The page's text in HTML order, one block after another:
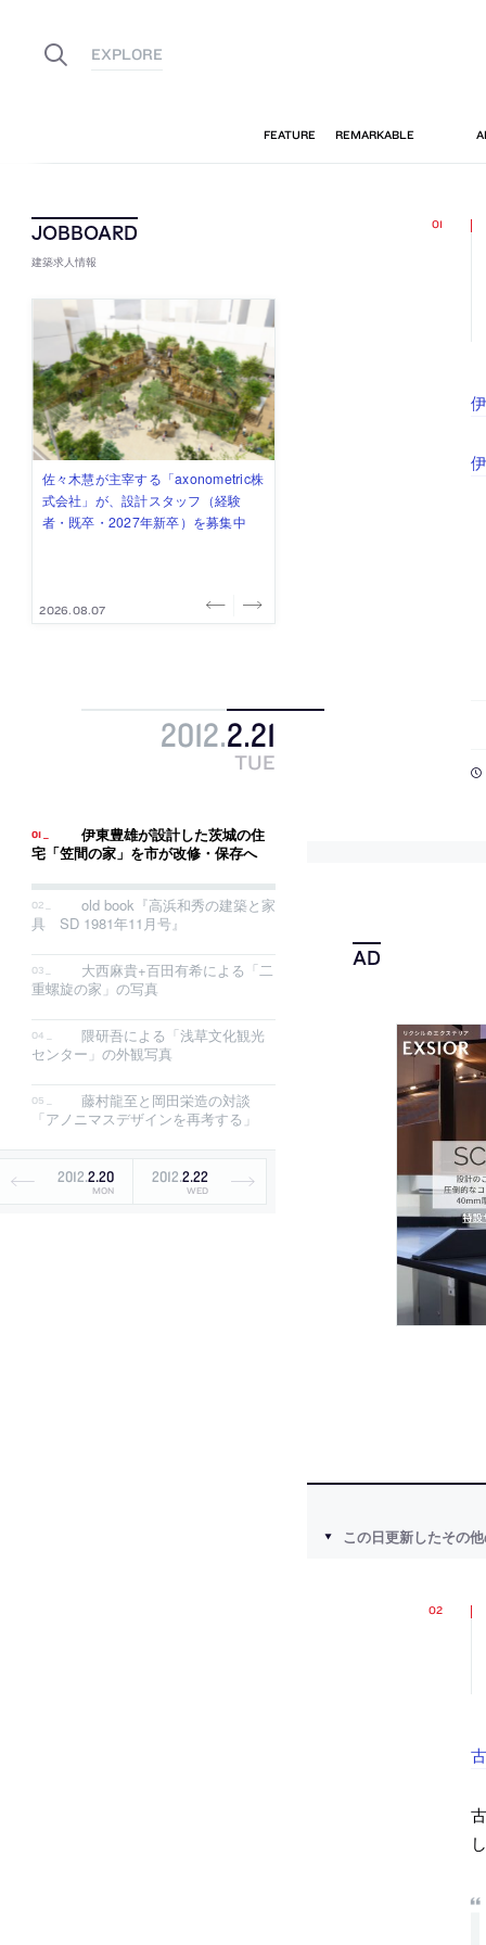
建築求人情報
佐々木慧が主宰する「axonometric株
式会社」が、設計スタッフ（経験
者・既卒・2027年新卒）を募集中
2026.08.07
古民家を軸に全国で“価値循環の仕組
み”を作り、リモートワーク主体の働
き方を実践する「株式会社つぎと」
2026.08.03
リノベる株式会社が、設計パートナ
ー (業務委託) を募集中
2026.08.03
社会への影響力のある建築を手掛
け、スタッフ同士で助け合う環境づ
くりも行う「E.A.S.T.architects」
2026.07.31
代官山を拠点に活動する「梅澤竜也 /
ALA INC.」が、設計スタッフ・アル
バイト・事務職を募集中
2026.07.30
2012.2.21
TUE
伊東豊雄が設計した茨城の住
宅「笠間の家」を市が改修・保存へ
old book『高浜和秀の建築と家
具 SD 1981年11月号』
大西麻貴+百田有希による「二
重螺旋の家」の写真
隈研吾による「浅草文化観光
センター」の外観写真
藤村龍至と岡田栄造の対談
「アノニマスデザインを再考する」
2012.2.20
MON
2012.2.22
WED
この日更新したその